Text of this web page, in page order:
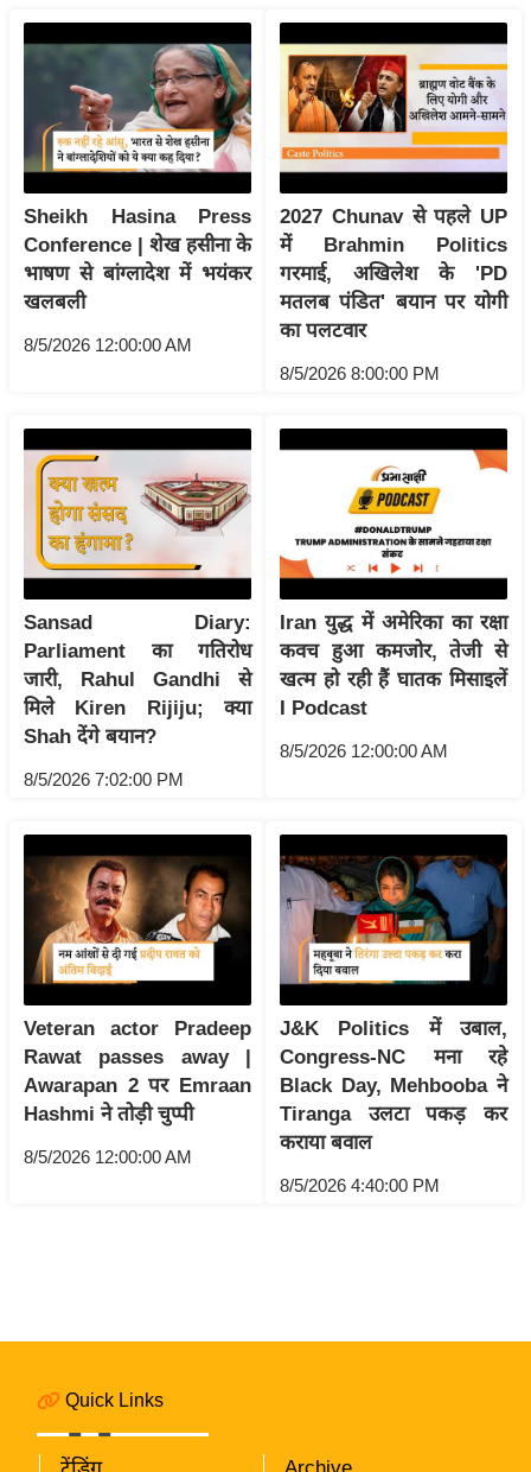
हि
र्म
स्थ
ल
व्र
त
हा
रा
शि
वि
शे
ष
वि
श्ले
ष
ण
ट्रें
ग
c
k
L
n
s
ना
व
Sheikh Hasina Press
Conference | शेख हसीना के
भाषण से बांग्लादेश में भयंकर
खलबली
8/5/2026 12:00:00 AM
2027 Chunav से पहले UP
में Brahmin Politics
गरमाई, अखिलेश के 'PD
मतलब पंडित' बयान पर योगी
का पलटवार
8/5/2026 8:00:00 PM
Sansad Diary:
Parliament का गतिरोध
जारी, Rahul Gandhi से
मिले Kiren Rijiju; क्या
Shah देंगे बयान?
8/5/2026 7:02:00 PM
Iran युद्ध में अमेरिका का रक्षा
कवच हुआ कमजोर, तेजी से
खत्म हो रही हैं घातक मिसाइलें
I Podcast
8/5/2026 12:00:00 AM
Veteran actor Pradeep
Rawat passes away |
Awarapan 2 पर Emraan
Hashmi ने तोड़ी चुप्पी
8/5/2026 12:00:00 AM
J&K Politics में उबाल,
Congress-NC मना रहे
Black Day, Mehbooba ने
Tiranga उलटा पकड़ कर
कराया बवाल
8/5/2026 4:40:00 PM
Quick Links
Archive